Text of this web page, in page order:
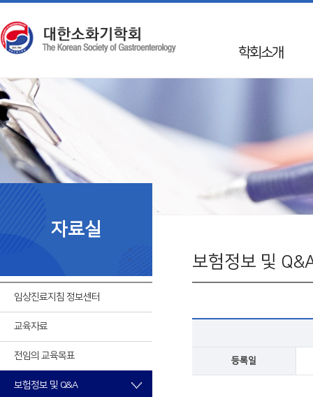
학회소개
Mission & Vision
학회연혁
50년사
임원진
국제교류
회칙
최신VOD
보험정보 및
자료실
임상진료지침 정보센터
교육자료
전임의 교육목표
보험정보 및 Q&A
등록일